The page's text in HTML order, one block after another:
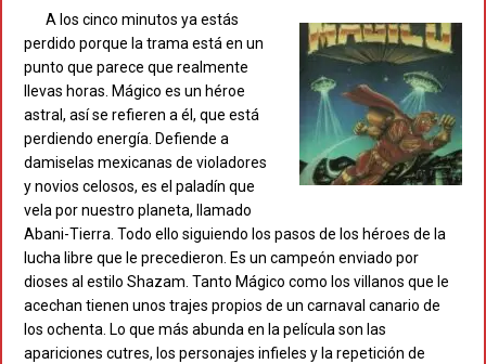
A los cinco minutos ya estás
perdido porque la trama está en un
punto que parece que realmente
llevas horas. Mágico es un héroe
astral, así se refieren a él, que está
perdiendo energía. Defiende a
damiselas mexicanas de violadores
y novios celosos, es el paladín que
vela por nuestro planeta, llamado
Abani-Tierra. Todo ello siguiendo los pasos de los héroes de la
lucha libre que le precedieron. Es un campeón enviado por
dioses al estilo Shazam. Tanto Mágico como los villanos que le
acechan tienen unos trajes propios de un carnaval canario de
los ochenta. Lo que más abunda en la película son las
apariciones cutres, los personajes infieles y la repetición de